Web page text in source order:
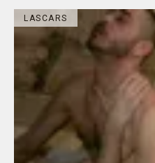
LASCARS